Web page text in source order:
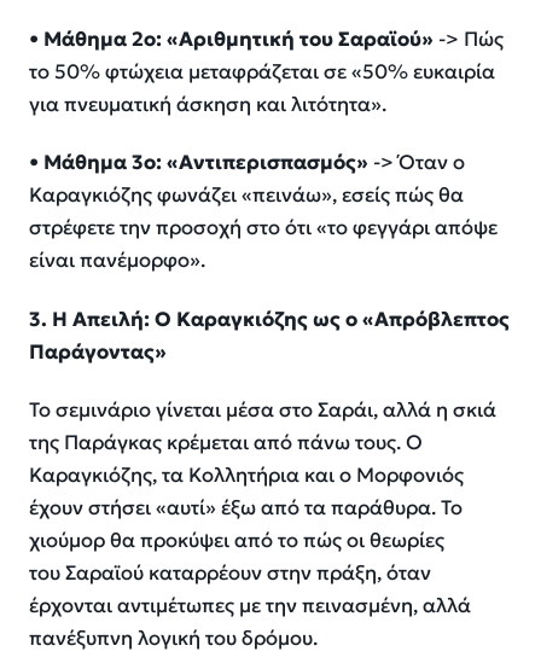
• Μάθημα 2ο: «Αριθμητική τουΣαραϊού» -> Πώς
το 50% φτώχεια μεταφράζεται σε «50% ευκαιρία
για πνευματική άσκηση και λιτότητα».
• Μάθημα 3ο: «Αντιπερισπασμός» -> Όταν ο
Καραγκιόζης φωνάζει «πεινάω», εσείς πώς θα
στρέφετε την προσοχή στο ότι «το φεγγάρι απόψε
είναι πανέμορφο».
3. Η Απειλή: Ο Καραγκιόζης ως ο «Απρόβλεπτος
Παράγοντας»
Το σεμινάριο γίνεται μέσα στο Σαράι, αλλά η σκιά
της Παράγκας κρέμεται από πάνω τους. Ο
Καραγκιόζης, τα Κολλητήρια και ο Μορφονιός
έχουν στήσει «αυτί» έξω από τα παράθυρα. Το
χιούμορ θα προκύψει από το πώς οι θεωρίες
του Σαραϊού καταρρέουν στην πράξη, όταν
έρχονται αντιμέτωπες με την πεινασμένη, αλλά
πανέξυπνη λογική του δρόμου.